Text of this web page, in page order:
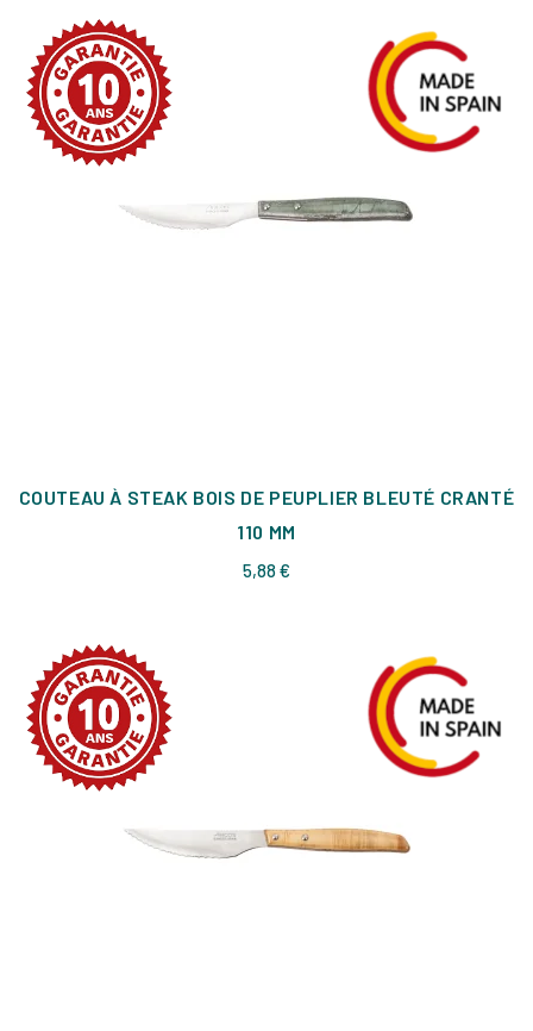
COUTEAU À STEAK BOIS DE PEUPLIER BLEUTÉ CRANTÉ
110 MM
5,88 €